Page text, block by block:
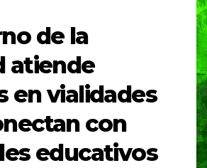
de la
atiende
en vialidades
con
educativos